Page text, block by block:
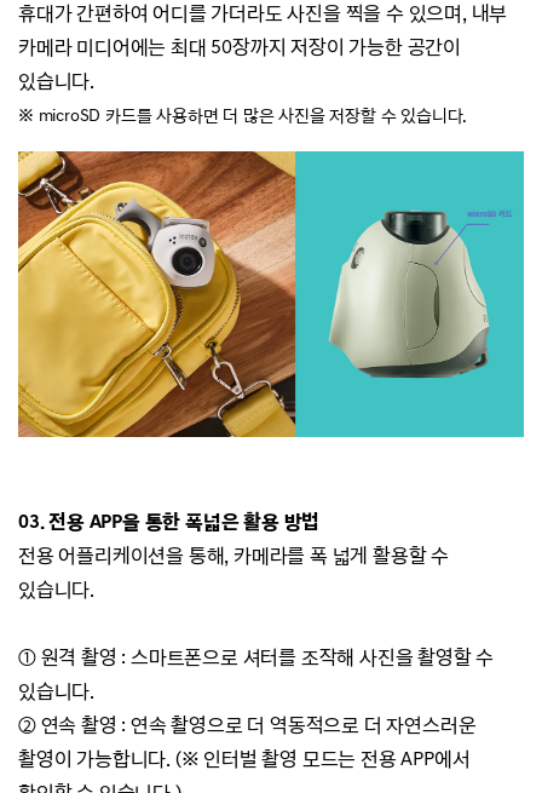
휴대가 간편하여 어디를 가더라도 사진을 찍을 수 있으며, 내부
카메라 미디어에는 최대 50장까지 저장이 가능한 공간이
있습니다.
※ microSD 카드를 사용하면 더 많은 사진을 저장할 수 있습니다.
03. 전용 APP을 통한 폭넓은 활용 방법
전용 어플리케이션을 통해, 카메라를 폭 넓게 활용할 수
있습니다.
① 원격 촬영 : 스마트폰으로 셔터를 조작해 사진을 촬영할 수
있습니다.
② 연속 촬영 : 연속 촬영으로 더 역동적으로 더 자연스러운
촬영이 가능합니다. (※ 인터벌 촬영 모드는 전용 APP에서